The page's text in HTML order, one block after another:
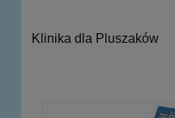
Klinika dla Pluszaków